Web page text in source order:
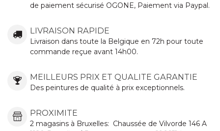
de paiement sécurisé OGONE, Paiement via Paypal.
LIVRAISON RAPIDE
Livraison dans toute la Belgique en 72h pour toute
commande reçue avant 14h00.
MEILLEURS PRIX ET QUALITE GARANTIE
Des peintures de qualité à prix exceptionnels.
PROXIMITE
2 magasins à Bruxelles: Chaussée de Vilvorde 146 A